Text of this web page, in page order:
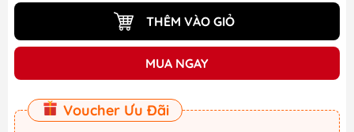
THÊM VÀO GIỎ
MUA NGAY
Voucher Ưu Đãi